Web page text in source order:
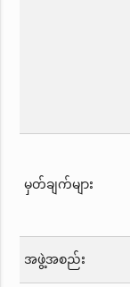
မှတ်ချက်များ
အဖွဲ့အစည်း